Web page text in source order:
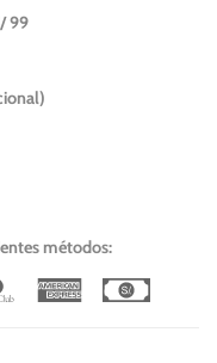
99
métodos:
Dinners
American